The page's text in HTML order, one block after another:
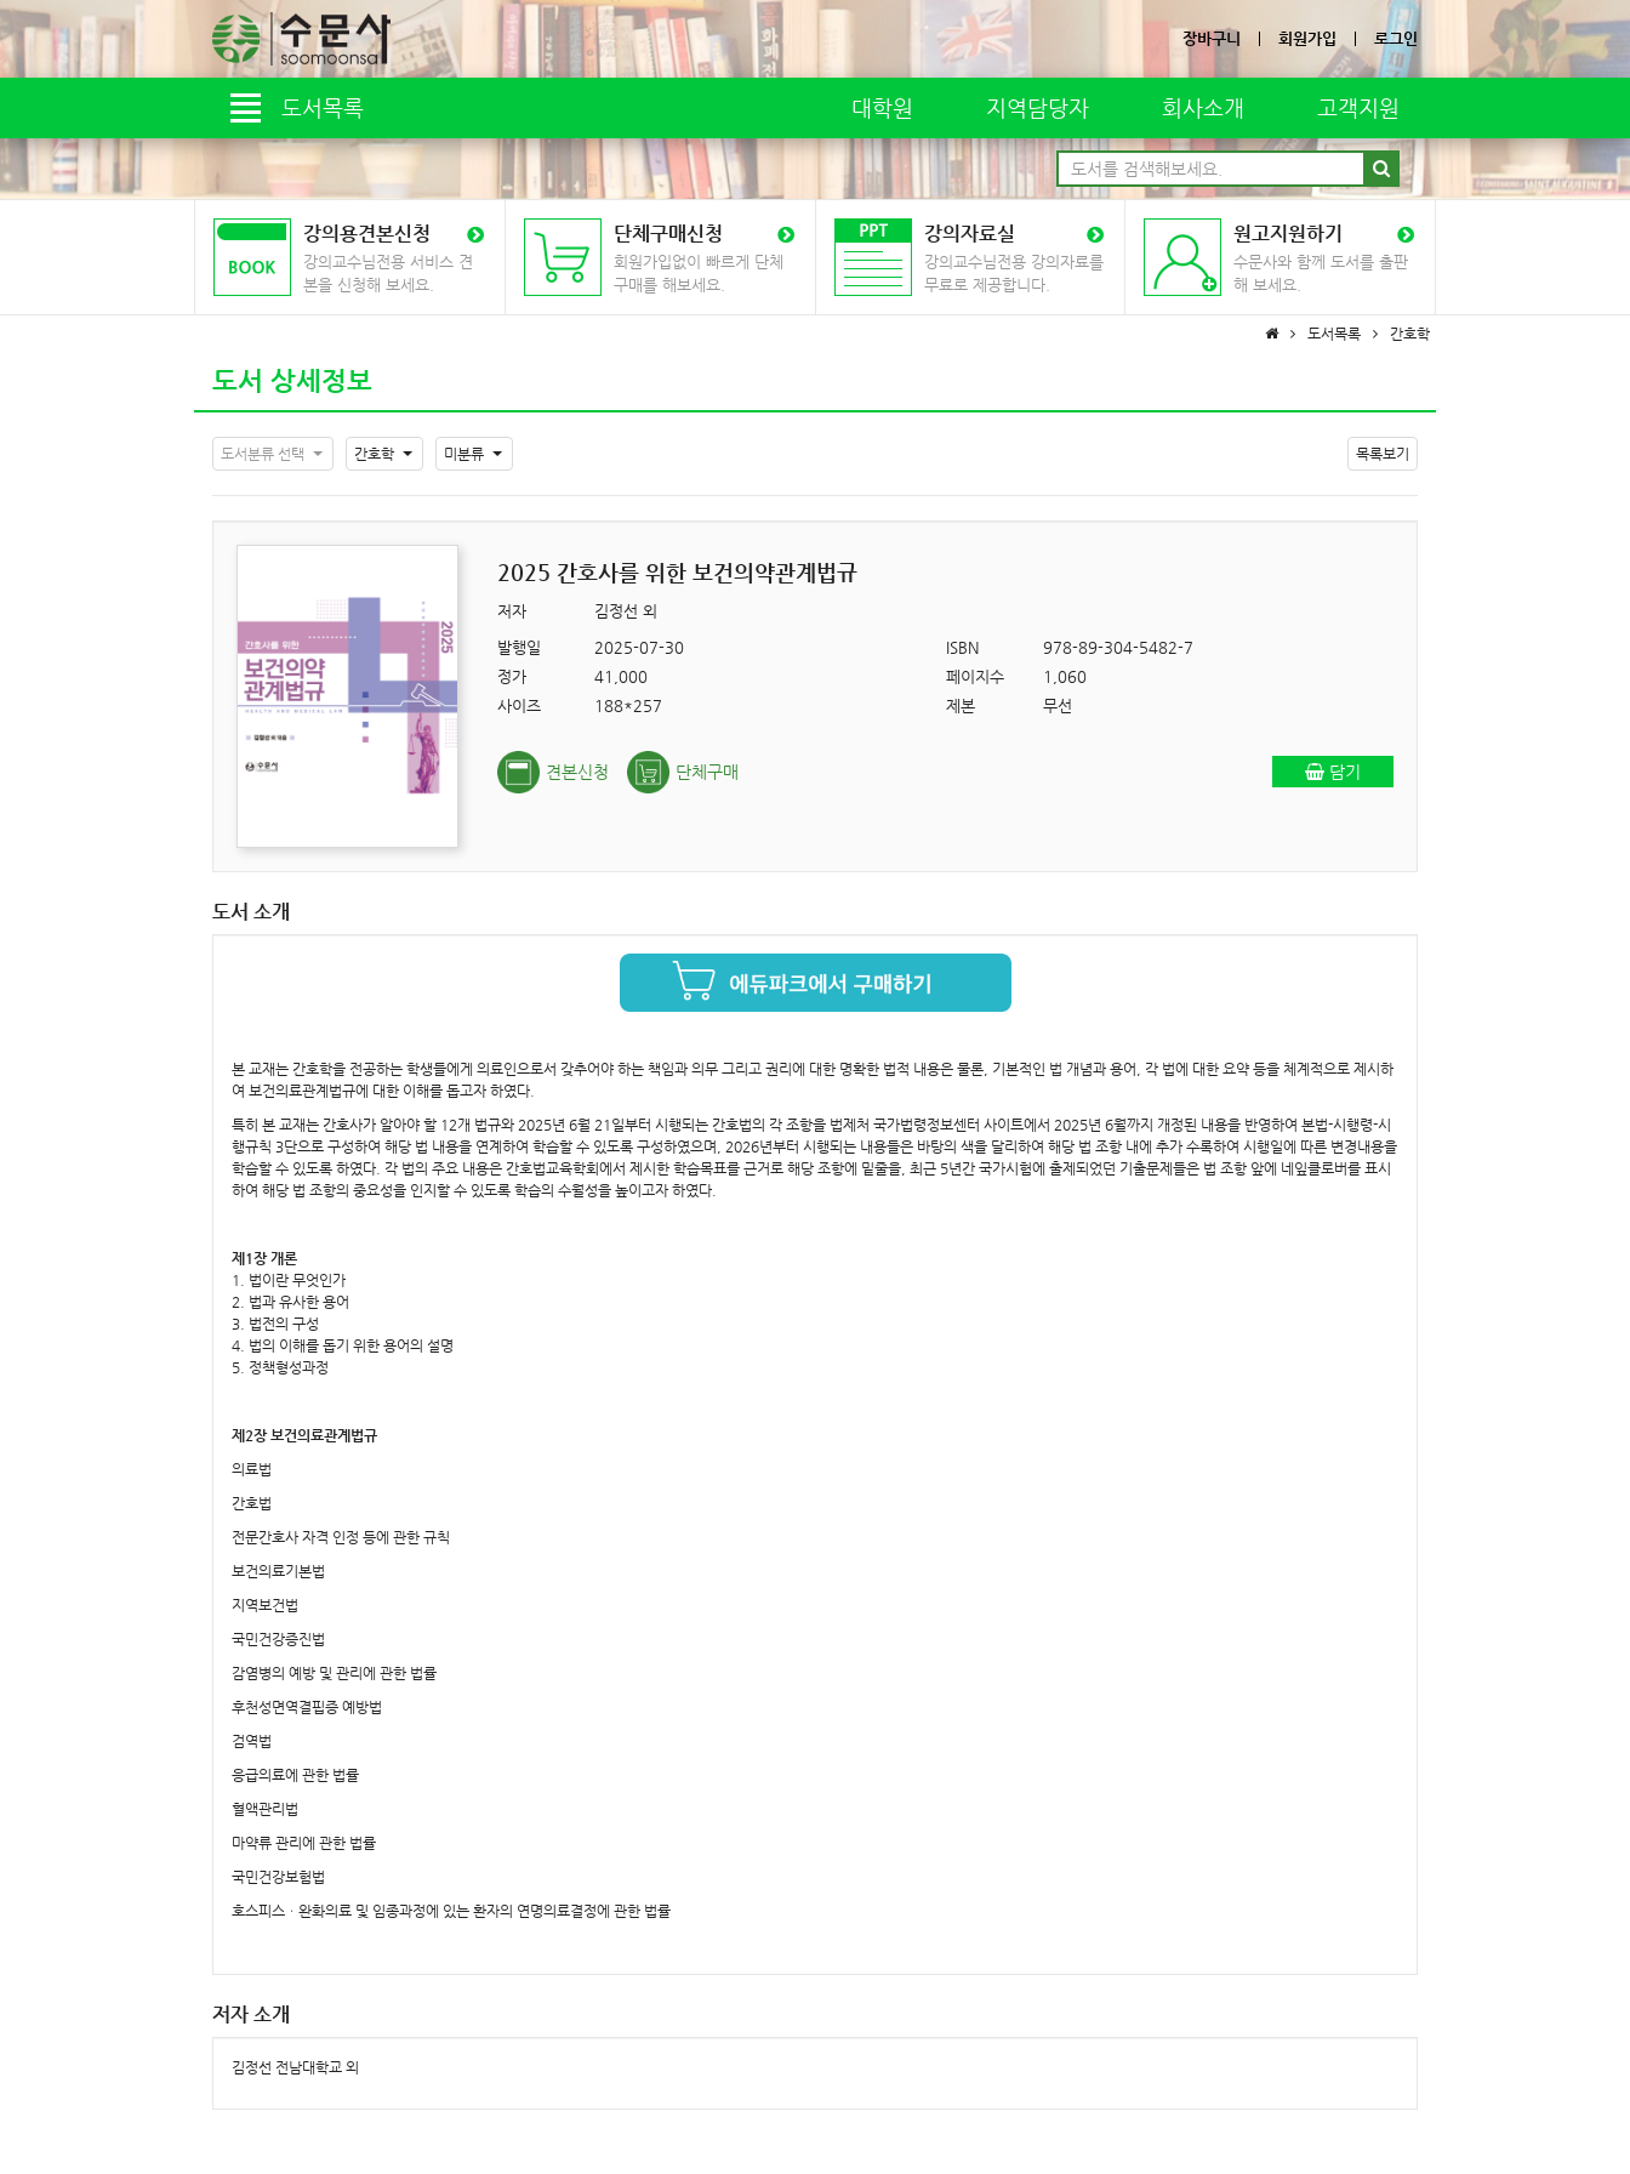
장바구니 회원가입 로그인
도서목록 대학원 지역담당자 회사소개 고객지원
강의용견본신청
강의교수님전용 서비스 견
본을 신청해 보세요.
단체구매신청
회원가입없이 빠르게 단체
구매를 해보세요.
강의자료실
강의교수님전용 강의자료를
무료로 제공합니다.
원고지원하기
수문사와 함께 도서를 출판
해 보세요.
도서목록 간호학
도서 상세정보
도서분류 선택 간호학 미분류 목록보기
2025 간호사를 위한 보건의약관계법규
저자
김정선 외
발행일
2025-07-30 ISBN
978-89-304-5482-7
정가
41,000 페이지수
1,060
사이즈
188*257 제본 무선
견본신청 단체구매 담기
도서 소개
본 교재는 간호학을 전공하는 학생들에게 의료인으로서 갖추어야 하는 책임과 의무 그리고 권리에 대한 명확한 법적 내용은 물론, 기본적인 법 개념과 용어, 각 법에 대한 요약 등을 체계적으로 제시하
여 보건의료관계법규에 대한 이해를 돕고자 하였다.
특히 본 교재는 간호사가 알아야 할 12개 법규와 2025년 6월 21일부터 시행되는 간호법의 각 조항을 법제처 국가법령정보센터 사이트에서 2025년 6월까지 개정된 내용을 반영하여 본법-시행령-시
행규칙 3단으로 구성하여 해당 법 내용을 연계하여 학습할 수 있도록 구성하였으며, 2026년부터 시행되는 내용들은 바탕의 색을 달리하여 해당 법 조항 내에 추가 수록하여 시행일에 따른 변경내용을
학습할 수 있도록 하였다. 각 법의 주요 내용은 간호법교육학회에서 제시한 학습목표를 근거로 해당 조항에 밑줄을, 최근 5년간 국가시험에 출제되었던 기출문제들은 법 조항 앞에 네잎클로버를 표시
하여 해당 법 조항의 중요성을 인지할 수 있도록 학습의 수월성을 높이고자 하였다.
제1장 개론
1. 법이란 무엇인가
2. 법과 유사한 용어
3. 법전의 구성
4. 법의 이해를 돕기 위한 용어의 설명
5. 정책형성과정
제2장 보건의료관계법규
의료법
간호법
전문간호사 자격 인정 등에 관한 규칙
보건의료기본법
지역보건법
국민건강증진법
감염병의 예방 및 관리에 관한 법률
후천성면역결핍증 예방법
검역법
응급의료에 관한 법률
혈액관리법
마약류 관리에 관한 법률
국민건강보험법
호스피스ㆍ완화의료 및 임종과정에 있는 환자의 연명의료결정에 관한 법률
저자 소개
김정선 전남대학교 외